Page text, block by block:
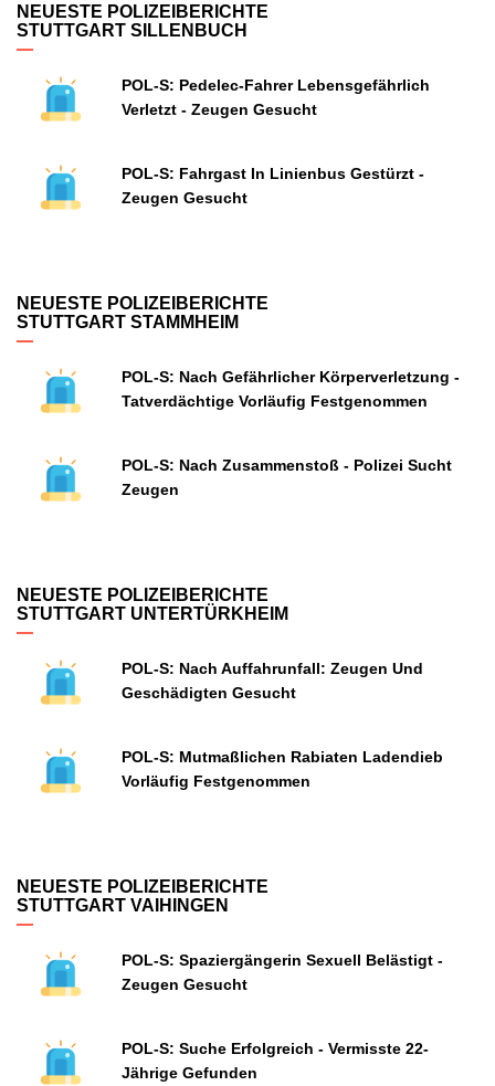
NEUESTE POLIZEIBERICHTE
STUTTGART SILLENBUCH
POL-S: Pedelec-Fahrer Lebensgefährlich
Verletzt - Zeugen Gesucht
POL-S: Fahrgast In Linienbus Gestürzt -
Zeugen Gesucht
NEUESTE POLIZEIBERICHTE
STUTTGART STAMMHEIM
POL-S: Nach Gefährlicher Körperverletzung -
Tatverdächtige Vorläufig Festgenommen
POL-S: Nach Zusammenstoß - Polizei Sucht
Zeugen
NEUESTE POLIZEIBERICHTE
STUTTGART UNTERTÜRKHEIM
POL-S: Nach Auffahrunfall: Zeugen Und
Geschädigten Gesucht
POL-S: Mutmaßlichen Rabiaten Ladendieb
Vorläufig Festgenommen
NEUESTE POLIZEIBERICHTE
STUTTGART VAIHINGEN
POL-S: Spaziergängerin Sexuell Belästigt -
Zeugen Gesucht
POL-S: Suche Erfolgreich - Vermisste 22-
Jährige Gefunden